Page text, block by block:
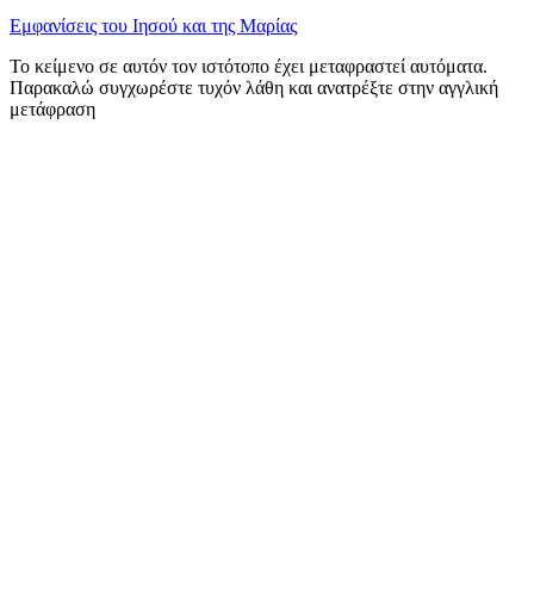
Εμφανίσεις του Ιησού και της Μαρίας
Το κείμενο σε αυτόν τον ιστότοπο έχει μεταφραστεί αυτόματα.
Παρακαλώ συγχωρέστε τυχόν λάθη και ανατρέξτε στην αγγλική
μετάφραση